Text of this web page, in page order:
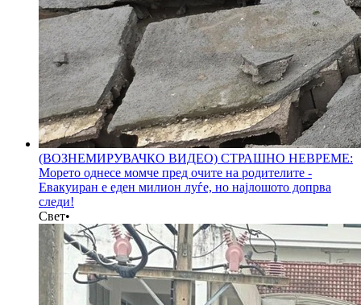
(ВОЗНЕМИРУВАЧКО ВИДЕО) СТРАШНО НЕВРЕМЕ:
Морето однесе момче пред очите на родителитe -
Евакуиран е еден милион луѓе, но најлошото допрва
следи!
Свет•